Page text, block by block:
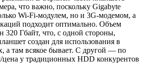
что важно, поскольку Gigabyte
Wi-Fi-модулем, но и 3G-модемом, а
подходит оптимально. Объем
320 Гбайт, что, с одной стороны,
создан для использования в
а там всякое бывает. С другой — по
у традиционных HDD конкурентов